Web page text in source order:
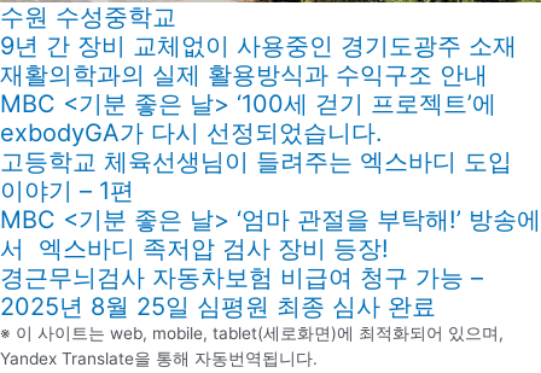
수원 수성중학교
9년 간 장비 교체없이 사용중인 경기도광주 소재
재활의학과의 실제 활용방식과 수익구조 안내
MBC <기분 좋은 날> ‘100세 걷기 프로젝트’에
exbodyGA가 다시 선정되었습니다.
고등학교 체육선생님이 들려주는 엑스바디 도입
이야기 – 1편
MBC <기분 좋은 날> ‘엄마 관절을 부탁해!’ 방송에
서 엑스바디 족저압 검사 장비 등장!
경근무늬검사 자동차보험 비급여 청구 가능 –
2025년 8월 25일 심평원 최종 심사 완료
※ 이 사이트는 web, mobile, tablet(세로화면)에 최적화되어 있으며,
Yandex Translate을 통해 자동번역됩니다.